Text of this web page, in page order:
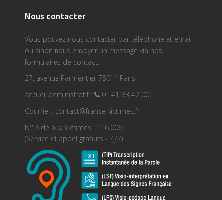
Nous contacter
Vous pouvez nous contacter par téléphone et email
ou sinon nous envoyer un message via nos
formulaires de contact.
27, avenue Parmentier 75011 Paris
Accueil administratif :
01 41 83 42 00
Courriel : contact@france-victimes.fr
N° Aide aux Victimes : 116 006
(Service et appel gratuits - 7j/7)